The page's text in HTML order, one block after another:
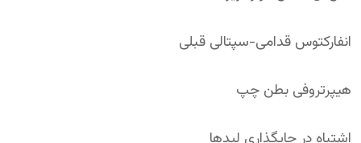
انفارکتوس قدامی-سپتالی قبلی
هیپرتروفی بطن چپ